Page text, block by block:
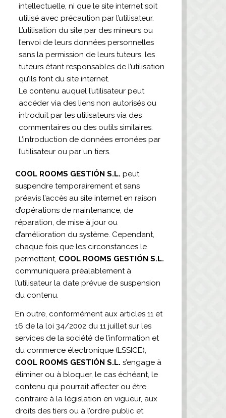
intellectuelle, ni que le site internet soit
utilisé avec précaution par l’utilisateur.
L’utilisation du site par des mineurs ou
l’envoi de leurs données personnelles
sans la permission de leurs tuteurs, les
tuteurs étant responsables de l’utilisation
qu’ils font du site internet.
Le contenu auquel l’utilisateur peut
accéder via des liens non autorisés ou
introduit par les utilisateurs via des
commentaires ou des outils similaires.
L’introduction de données erronées par
l’utilisateur ou par un tiers.
COOL ROOMS GESTIÓN S.L. peut
suspendre temporairement et sans
préavis l’accès au site internet en raison
d’opérations de maintenance, de
réparation, de mise à jour ou
d’amélioration du système. Cependant,
chaque fois que les circonstances le
permettent, COOL ROOMS GESTIÓN S.L.
communiquera préalablement à
l’utilisateur la date prévue de suspension
du contenu.
En outre, conformément aux articles 11 et
16 de la loi 34/2002 du 11 juillet sur les
services de la société de l’information et
du commerce électronique (LSSICE),
COOL ROOMS GESTIÓN S.L. s’engage à
éliminer ou à bloquer, le cas échéant, le
contenu qui pourrait affecter ou être
contraire à la législation en vigueur, aux
droits des tiers ou à l’ordre public et